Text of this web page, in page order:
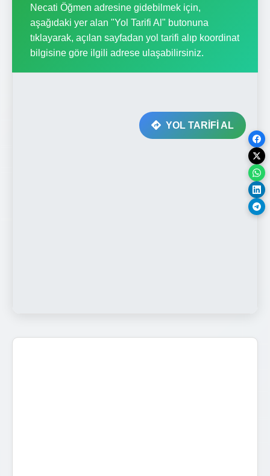
Necati Öğmen adresine gidebilmek için,
aşağıdaki yer alan "Yol Tarifi Al" butonuna
tıklayarak, açılan sayfadan yol tarifi alıp koordinat
bilgisine göre ilgili adrese ulaşabilirsiniz.
YOL TARİFİ AL